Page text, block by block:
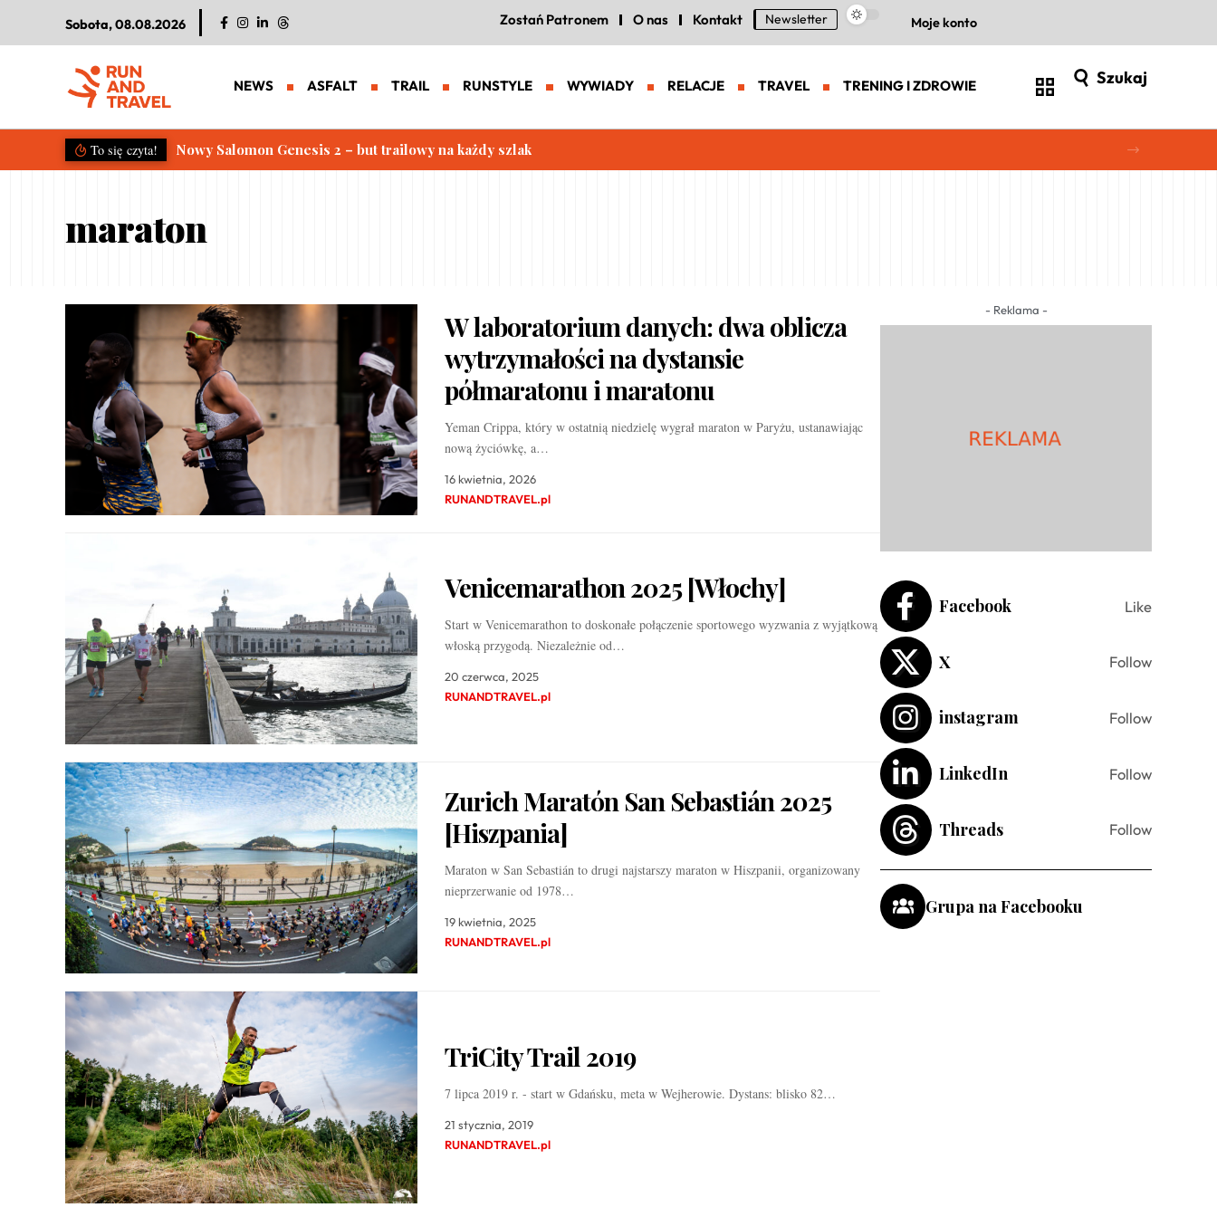
Sobota, 08.08.2026 Zostań Patronem O nas Kontakt Newsletter Moje konto
NEWS ASFALT TRAIL RUNSTYLE WYWIADY RELACJE TRAVEL TRENING I ZDROWIE Szukaj
To się czyta!Nowy Salomon Genesis 2 – but trailowy na każdy szlak
maraton
W laboratorium danych: dwa oblicza
wytrzymałości na dystansie
półmaratonu i maratonu
Yeman Crippa, który w ostatnią niedzielę wygrał maraton w Paryżu, ustanawiając
nową życiówkę, a…
16 kwietnia, 2026
RUNANDTRAVEL.pl
Venicemarathon 2025 [Włochy]
Start w Venicemarathon to doskonałe połączenie sportowego wyzwania z wyjątkową
włoską przygodą. Niezależnie od…
20 czerwca, 2025
RUNANDTRAVEL.pl
Zurich Maratón San Sebastián 2025
[Hiszpania]
Maraton w San Sebastián to drugi najstarszy maraton w Hiszpanii, organizowany
nieprzerwanie od 1978…
19 kwietnia, 2025
RUNANDTRAVEL.pl
TriCity Trail 2019
7 lipca 2019 r. - start w Gdańsku, meta w Wejherowie. Dystans: blisko 82…
21 stycznia, 2019
RUNANDTRAVEL.pl
- Reklama -
Facebook Like
X Follow
instagram Follow
LinkedIn Follow
Threads Follow
Grupa na Facebooku